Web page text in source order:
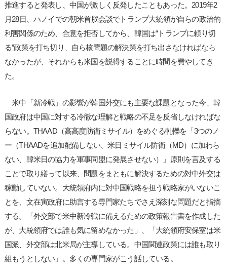
推進すると発表し、中国が激しく反発したこともあった。2019年2
月28日、ハノイでの朝米首脳会談でトランプ大統領が自らの政治的
利害関係のため、合意を拒否してから、韓国は“トランプに頼り切
る”政策を打ち切り、自ら核問題の解決策を打ち出さなければなら
なかったが、それからも米国を説得することに時間を費やしてき
た。
米中「新冷戦」の影響が韓国外交にも主要な課題となった今、韓
国政府は中国に対する冷徹な理解と戦略の不足を反省しなければな
らない。THAAD（高高度防衛ミサイル）をめぐる軋轢を「3つのノ
ー（THAADを追加配備しない、米日ミサイル防衛（MD）に加わら
ない、韓米日の協力を軍事同盟に発展させない）」原則を言及する
ことで取り繕って以来、問題をまともに解決するための対中外交は
稼動していない。大統領府内に対中国戦略を担う戦略家がいないこ
とを、文在寅政府に助言する専門家たちでさえ深刻な問題だと指摘
する。「外交部で米中新冷戦に備えるための政策報告書を作成した
が、大統領府では誰も気に留めなかった」、「大統領府安保室は米
国派、外交部は北米局が主導している。中国関連政策には誰も取り
組もうとしない」。多くの専門家がこう話している。